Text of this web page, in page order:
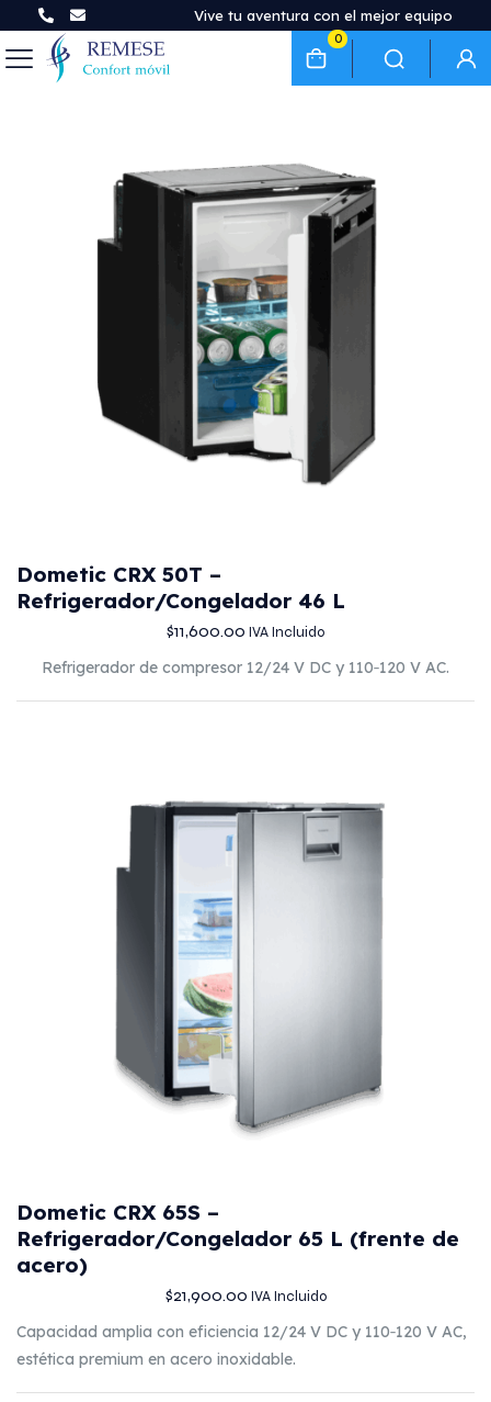
Vive tu aventura con el mejor equipo
0
Dometic CRX 50T –
Refrigerador/Congelador 46 L
$11,600.00 IVA Incluido
Refrigerador de compresor 12/24 V DC y 110‑120 V AC.
Dometic CRX 65S –
Refrigerador/Congelador 65 L (frente de
acero)
$21,900.00 IVA Incluido
Capacidad amplia con eficiencia 12/24 V DC y 110‑120 V AC,
estética premium en acero inoxidable.